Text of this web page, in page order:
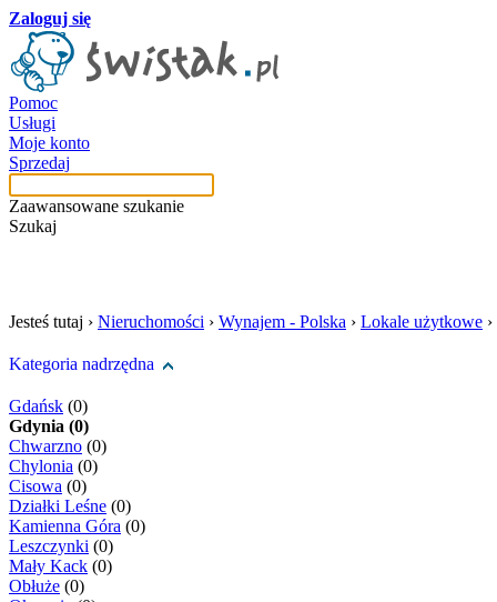
Zaloguj się
Pomoc
Usługi
Moje konto
Sprzedaj
Zaawansowane szukanie
Szukaj
Jesteś tutaj › Nieruchomości › Wynajem - Polska › Lokale użytkowe ›
Kategoria nadrzędna
Gdańsk (0)
Gdynia (0)
Chwarzno (0)
Chylonia (0)
Cisowa (0)
Działki Leśne (0)
Kamienna Góra (0)
Leszczynki (0)
Mały Kack (0)
Obłuże (0)